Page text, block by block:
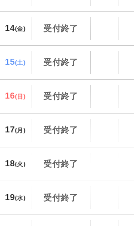
14(金) 受付終了
15(土) 受付終了
16(日) 受付終了
17(月) 受付終了
18(火) 受付終了
19(水) 受付終了